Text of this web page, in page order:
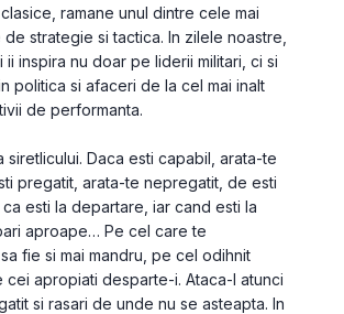
ramane unul dintre cele mai
strategie si tactica. In zilele noastre,
ii inspira nu doar pe liderii militari, ci si
politica si afaceri de la cel mai inalt
de performanta.
siretlicului. Daca esti capabil, arata-te
pregatit, arata-te nepregatit, de esti
esti la departare, iar cand esti la
aproape… Pe cel care te
fie si mai mandru, pe cel odihnit
apropiati desparte-i. Ataca-l atunci
si rasari de unde nu se asteapta. In